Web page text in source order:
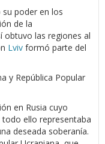
su poder en los
de la
obtuvo las regiones al
Lviv formó parte del
y República Popular
en Rusia cuyo
ello representaba
deseada soberanía.